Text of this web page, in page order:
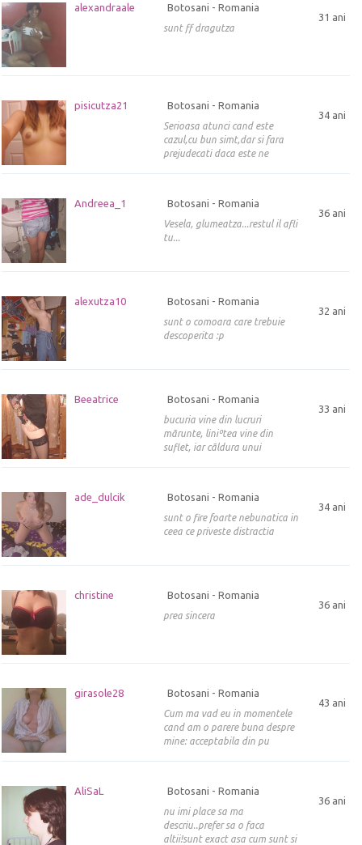
alexandraale
31 ani
Botosani - Romania
sunt ff dragutza
pisicutza21
34 ani
Botosani - Romania
Serioasa atunci cand este
cazul,cu bun simt,dar si fara
prejudecati daca este ne
Andreea_1
36 ani
Botosani - Romania
Vesela, glumeatza...restul il afli
tu...
alexutza10
32 ani
Botosani - Romania
sunt o comoara care trebuie
descoperita :p
Beeatrice
33 ani
Botosani - Romania
bucuria vine din lucruri
mãrunte, liniºtea vine din
suflet, iar cãldura unui
ade_dulcik
34 ani
Botosani - Romania
sunt o fire foarte nebunatica in
ceea ce priveste distractia
christine
36 ani
Botosani - Romania
prea sincera
girasole28
43 ani
Botosani - Romania
Cum ma vad eu in momentele
cand am o parere buna despre
mine: acceptabila din pu
AliSaL
36 ani
Botosani - Romania
nu imi place sa ma
descriu..prefer sa o faca
altii!sunt exact asa cum sunt si